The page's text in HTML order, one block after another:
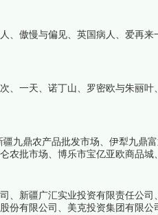
、傲慢与偏见、英国病人、爱再
、一天、诺丁山、罗密欧与朱丽
九鼎农产品批发市场、伊犁九鼎
批市场、博乐市宝亿亚欧商品城
、新疆广汇实业投资有限责任公
有限公司、美克投资集团有限公